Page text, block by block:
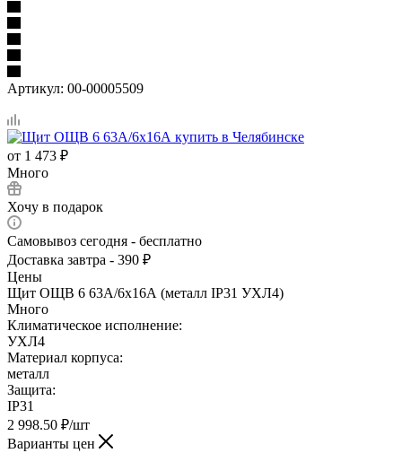
Артикул: 00-00005509
от 1 473 ₽
Много
Хочу в подарок
Самовывоз сегодня - бесплатно
Доставка завтра - 390 ₽
Цены
Щит ОЩВ 6 63А/6х16А (металл IP31 УХЛ4)
Много
Климатическое исполнение:
УХЛ4
Материал корпуса:
металл
Защита:
IP31
2 998.50 ₽/шт
Варианты цен